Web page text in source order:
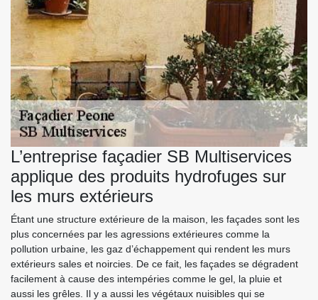
L’entreprise façadier SB Multiservices
applique des produits hydrofuges sur
les murs extérieurs
Étant une structure extérieure de la maison, les façades sont les
plus concernées par les agressions extérieures comme la
pollution urbaine, les gaz d’échappement qui rendent les murs
extérieurs sales et noircies. De ce fait, les façades se dégradent
facilement à cause des intempéries comme le gel, la pluie et
aussi les grêles. Il y a aussi les végétaux nuisibles qui se